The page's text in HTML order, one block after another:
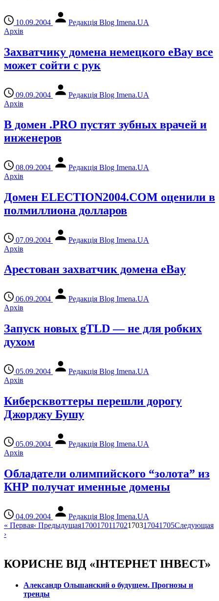
10.09.2004
Редакція Blog Imena.UA
Архів
Захватчику домена немецкого eBay все
может сойти с рук
09.09.2004
Редакція Blog Imena.UA
Архів
В домен .PRO пустят зубных врачей и
инженеров
08.09.2004
Редакція Blog Imena.UA
Архів
Домен ELECTION2004.COM оценили в
полмиллиона долларов
07.09.2004
Редакція Blog Imena.UA
Архів
Арестован захватчик домена eBay
06.09.2004
Редакція Blog Imena.UA
Архів
Запуск новых gTLD — не для робких
духом
05.09.2004
Редакція Blog Imena.UA
Архів
Киберсквоттеры перешли дорогу
Джорджу Бушу
05.09.2004
Редакція Blog Imena.UA
Архів
Обладатели олимпийского “золота” из
КНР получат именные домены
04.09.2004
Редакція Blog Imena.UA
« Первая‹ Предыдущая170017011702170317041705Следующая
›
КОРИСНЕ ВІД «ІНТЕРНЕТ ІНВЕСТ»
Александр Ольшанский о будущем. Прогнозы и
тренды